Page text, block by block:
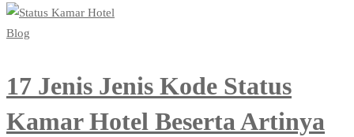
Blog
17 Jenis Jenis Kode Status
Kamar Hotel Beserta Artinya